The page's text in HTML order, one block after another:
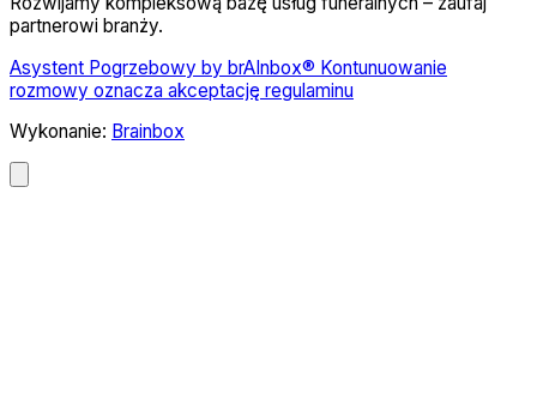
partnerowi branży.
Asystent Pogrzebowy by brAInbox® Kontunuowanie
rozmowy oznacza akceptację regulaminu
Wykonanie: Brainbox